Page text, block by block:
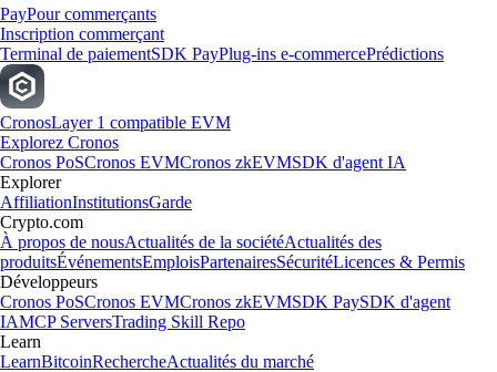
PayPour commerçants
Inscription commerçant
Terminal de paiementSDK PayPlug-ins e-commercePrédictions
CronosLayer 1 compatible EVM
Explorez Cronos
Cronos PoSCronos EVMCronos zkEVMSDK d'agent IA
Explorer
AffiliationInstitutionsGarde
Crypto.com
À propos de nousActualités de la sociétéActualités des
produitsÉvénementsEmploisPartenairesSécuritéLicences & Permis
Développeurs
Cronos PoSCronos EVMCronos zkEVMSDK PaySDK d'agent
IAMCP ServersTrading Skill Repo
Learn
LearnBitcoinRechercheActualités du marché